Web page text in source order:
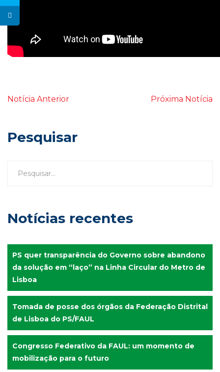
Notícia Anterior Próxima Notícia
Pesquisar
Notícias recentes
PS quer transparência do Governo sobre abandono
da solução em “laço” na Linha Circular do Metro de
Lisboa
Tomada de posse dos órgãos da Federação Distrital
de Lisboa do PS/FAUL
Congresso Federativo da FAUL: um momento de
mobilização para o futuro